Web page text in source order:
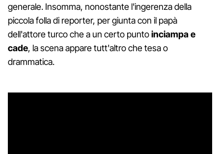
generale. Insomma, nonostante l'ingerenza della
piccola folla di reporter, per giunta con il papà
dell'attore turco che a un certo puntoinciampa e
cade, la scena appare tutt'altro che tesa o
drammatica.